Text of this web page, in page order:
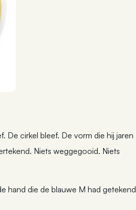
De cirkel bleef. De vorm die hij jaren
Niets weggegooid. Niets
hand die de blauwe M had getekend